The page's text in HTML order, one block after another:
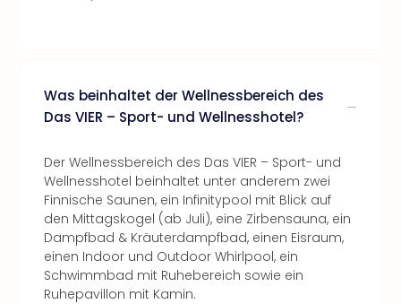
Was beinhaltet der Wellnessbereich des
Das VIER – Sport- und Wellnesshotel?
Der Wellnessbereich des Das VIER – Sport- und
Wellnesshotel beinhaltet unter anderem zwei
Finnische Saunen, ein Infinitypool mit Blick auf
den Mittagskogel (ab Juli), eine Zirbensauna, ein
Dampfbad & Kräuterdampfbad, einen Eisraum,
einen Indoor und Outdoor Whirlpool, ein
Schwimmbad mit Ruhebereich sowie ein
Ruhepavillon mit Kamin.